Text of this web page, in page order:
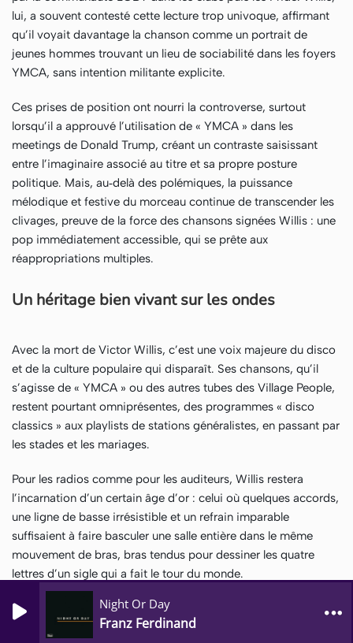
Night Or Day
Franz Ferdinand
0
lui, a souvent contesté cette lecture trop univoque, affirmant
qu’il voyait davantage la chanson comme un portrait de
jeunes hommes trouvant un lieu de sociabilité dans les foyers
YMCA, sans intention militante explicite.
Ces prises de position ont nourri la controverse, surtout
lorsqu’il a approuvé l’utilisation de « YMCA » dans les
meetings de Donald Trump, créant un contraste saisissant
entre l’imaginaire associé au titre et sa propre posture
politique. Mais, au‑delà des polémiques, la puissance
mélodique et festive du morceau continue de transcender les
clivages, preuve de la force des chansons signées Willis : une
pop immédiatement accessible, qui se prête aux
réappropriations multiples.
Un héritage bien vivant sur les ondes
Avec la mort de Victor Willis, c’est une voix majeure du disco
et de la culture populaire qui disparaît. Ses chansons, qu’il
s’agisse de « YMCA » ou des autres tubes des Village People,
restent pourtant omniprésentes, des programmes « disco
classics » aux playlists de stations généralistes, en passant par
les stades et les mariages.
Pour les radios comme pour les auditeurs, Willis restera
l’incarnation d’un certain âge d’or : celui où quelques accords,
une ligne de basse irrésistible et un refrain imparable
suffisaient à faire basculer une salle entière dans le même
mouvement de bras, bras tendus pour dessiner les quatre
lettres d’un sigle qui a fait le tour du monde.